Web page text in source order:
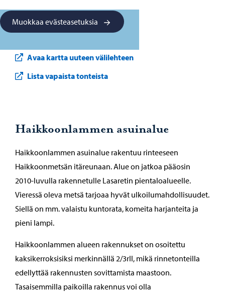
Muokkaa evästeasetuksia
Avaa kartta uuteen välilehteen
Lista vapaista tonteista
Haikkoonlammen asuinalue
Haikkoonlammen asuinalue rakentuu rinteeseen
Haikkoonmetsän itäreunaan. Alue on jatkoa pääosin
2010-luvulla rakennetulle Lasaretin pientaloalueelle.
Vieressä oleva metsä tarjoaa hyvät ulkoilumahdollisuudet.
Siellä on mm. valaistu kuntorata, komeita harjanteita ja
pieni lampi.
Haikkoonlammen alueen rakennukset on osoitettu
kaksikerroksisiksi merkinnällä 2/3rII, mikä rinnetonteilla
edellyttää rakennusten sovittamista maastoon.
Tasaisemmilla paikoilla rakennus voi olla